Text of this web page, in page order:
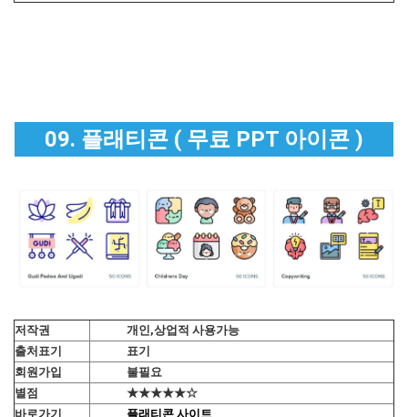
09. 플래티콘 ( 무료 PPT 아이콘 )
저작권
개인,상업적 사용가능
출처표기
표기
회원가입
불필요
별점
★★★★★☆
바로가기
플래티콘 사이트